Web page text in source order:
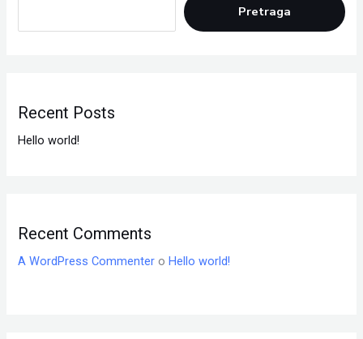
Pretraga
Recent Posts
Hello world!
Recent Comments
A WordPress Commenter oHello world!